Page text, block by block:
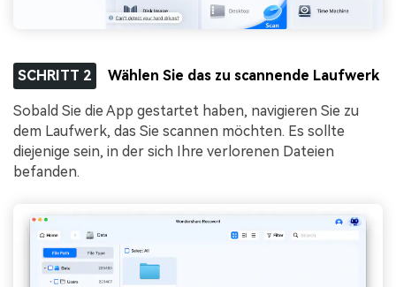
SCHRITT 2 Wählen Sie das zu scannende Laufwerk
Sobald Sie die App gestartet haben, navigieren Sie zu
dem Laufwerk, das Sie scannen möchten. Es sollte
diejenige sein, in der sich Ihre verlorenen Dateien
befanden.